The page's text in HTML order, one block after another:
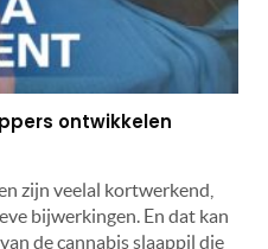
ontwikkelen
zijn veelal kortwerkend,
bijwerkingen. En dat kan
de cannabis slaappil die